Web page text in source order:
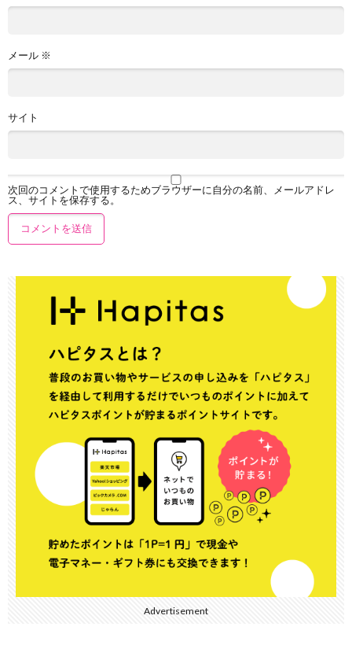
メール ※
サイト
次回のコメントで使用するためブラウザーに自分の名前、メールアドレ
ス、サイトを保存する。
Advertisement